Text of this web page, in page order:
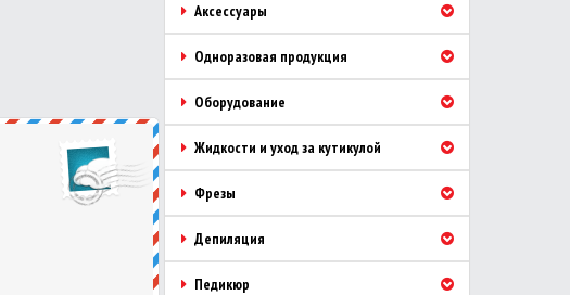
Аксессуары
Одноразовая продукция
Оборудование
Жидкости и уход за кутикулой
Фрезы
Депиляция
Педикюр